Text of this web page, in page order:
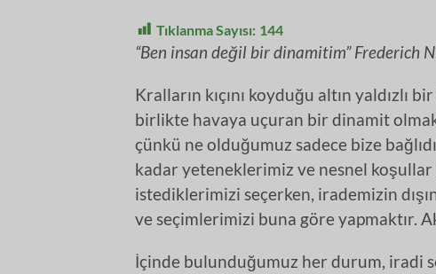
Tıklanma Sayısı: 144
“Ben insan değil bir dinamitim” Frederich
Kralların kıçını koyduğu altın yaldızlı
birlikte havaya uçuran bir dinamit
çünkü ne olduğumuz sadece bize
kadar yeteneklerimiz ve nesnel
istediklerimizi seçerken, irademizin
ve seçimlerimizi buna göre yapmaktır.
İçinde bulunduğumuz her durum, iradi